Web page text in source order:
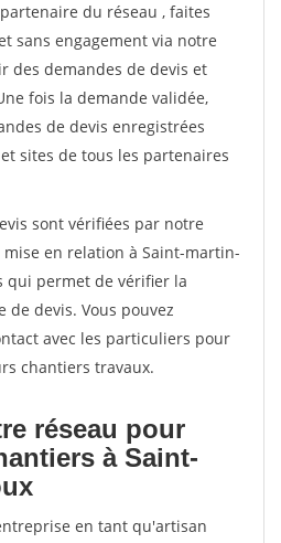
du réseau , faites
sans engagement via notre
des demandes de devis et
fois la demande validée,
de devis enregistrées
sites de tous les partenaires
sont vérifiées par notre
en relation à Saint-martin-
qui permet de vérifier la
devis. Vous pouvez
avec les particuliers pour
chantiers travaux.
réseau pour
à Saint-
en tant qu'artisan